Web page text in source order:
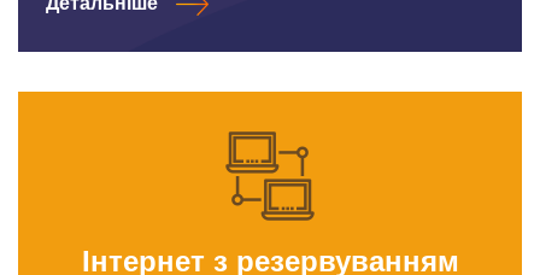
Інтернет з резервуванням